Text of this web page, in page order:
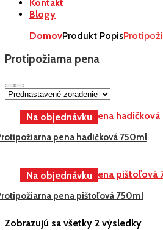
Kontakt
Blogy
DomovProdukt Popis
Protipožiarna pena
pena hadičková 750ml
pena pištoľová 750ml
Zobrazujú sa všetky 2 výsledky